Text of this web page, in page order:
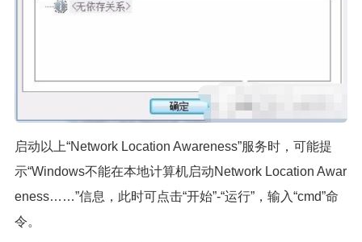
启动以上“Network Location Awareness”服务时，可能提
示“Windows不能在本地计算机启动Network Location Awar
eness……”信息，此时可点击“开始”-“运行”，输入“cmd”命
令。